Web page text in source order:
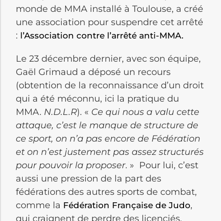
monde de MMA installé à Toulouse, a créé
une association pour suspendre cet arrêté
: l’Association contre l’arrêté anti-MMA.
Le 23 décembre dernier, avec son équipe,
Gaël Grimaud a déposé un recours
(obtention de la reconnaissance d’un droit
qui a été méconnu, ici la pratique du
MMA. N.D.L.R). « Ce qui nous a valu cette
attaque, c’est le manque de structure de
ce sport, on n’a pas encore de Fédération
et on n’est justement pas assez structurés
pour pouvoir la proposer. » Pour lui, c’est
aussi une pression de la part des
fédérations des autres sports de combat,
comme la Fédération Française de Judo,
qui craignent de perdre des licenciés.